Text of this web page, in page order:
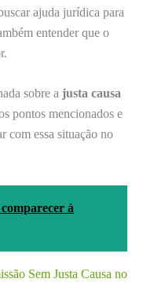
ajuda jurídica para
entender que o
sobre a justa causa
pontos mencionados e
com essa situação no
à
Sem Justa Causa no